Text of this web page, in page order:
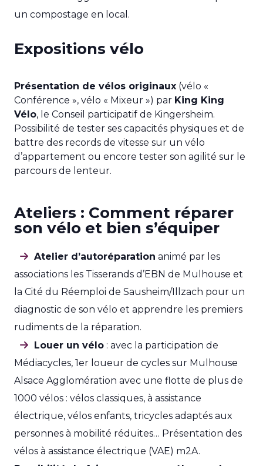
un compostage en local.
Expositions vélo
Présentation de vélos originaux (vélo «
Conférence », vélo « Mixeur ») par King King
Vélo, le Conseil participatif de Kingersheim.
Possibilité de tester ses capacités physiques et de
battre des records de vitesse sur un vélo
d’appartement ou encore tester son agilité sur le
parcours de lenteur.
Ateliers : Comment réparer
son vélo et bien s’équiper
Atelier d’autoréparation animé par les
associations les Tisserands d’EBN de Mulhouse et
la Cité du Réemploi de Sausheim/Illzach pour un
diagnostic de son vélo et apprendre les premiers
rudiments de la réparation.
Louer un vélo : avec la participation de
Médiacycles, 1er loueur de cycles sur Mulhouse
Alsace Agglomération avec une flotte de plus de
1000 vélos : vélos classiques, à assistance
électrique, vélos enfants, tricycles adaptés aux
personnes à mobilité réduites… Présentation des
vélos à assistance électrique (VAE) m2A.